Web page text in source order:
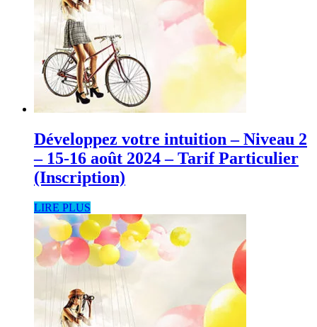
Développez votre intuition – Niveau 2
– 15-16 août 2024 – Tarif Particulier
(Inscription)
LIRE PLUS